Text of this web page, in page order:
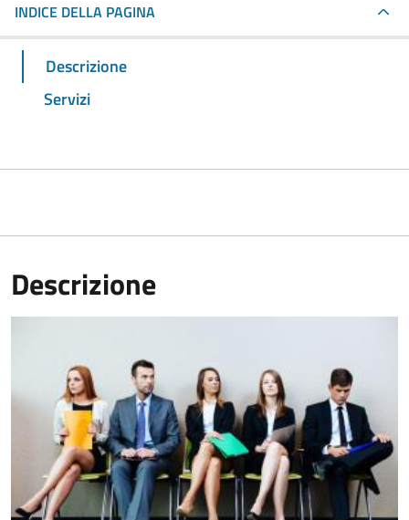
INDICE DELLA PAGINA
Descrizione
Servizi
Descrizione